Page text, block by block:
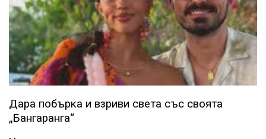
Дара побърка и взриви света със своята
„Бангаранга“